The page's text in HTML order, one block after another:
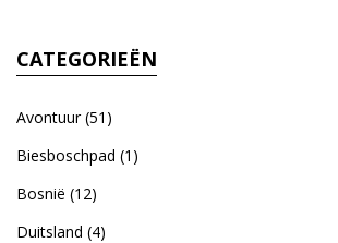
CATEGORIEËN
Avontuur(51)
Biesboschpad (1)
Bosnië (12)
Duitsland (4)